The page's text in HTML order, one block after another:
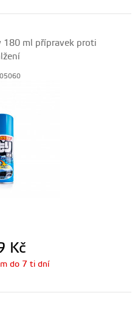
180 ml přípravek proti
Kč
do 7 ti dní